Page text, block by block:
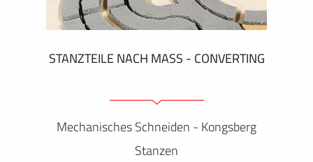
STANZTEILE NACH MASS - CONVERTING
Mechanisches Schneiden - Kongsberg
Stanzen